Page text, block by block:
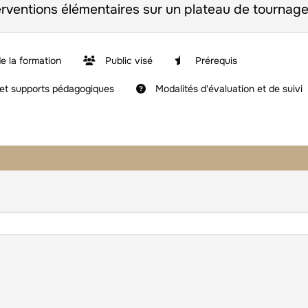
élémentaires sur un plateau de
la formation Public visé Prérequis
supports pédagogiques Modalités d'évaluation et de suivi